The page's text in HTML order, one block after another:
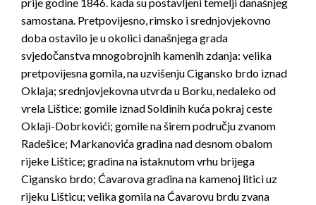
samostana. Pretpovijesno, rimsko i srednjovjekovno
doba ostavilo je u okolici današnjega grada
svjedočanstva mnogobrojnih kamenih zdanja: velika
pretpovijesna gomila, na uzvišenju Cigansko brdo iznad
Oklaja; srednjovjekovna utvrda u Borku, nedaleko od
vrela Lištice; gomile iznad Soldinih kuća pokraj ceste
Oklaji-Dobrkovići; gomile na širem području zvanom
Radešice; Markanovića gradina nad desnom obalom
rijeke Lištice; gradina na istaknutom vrhu brijega
Cigansko brdo; Ćavarova gradina na kamenoj litici uz
rijeku Lišticu; velika gomila na Ćavarovu brdu zvana